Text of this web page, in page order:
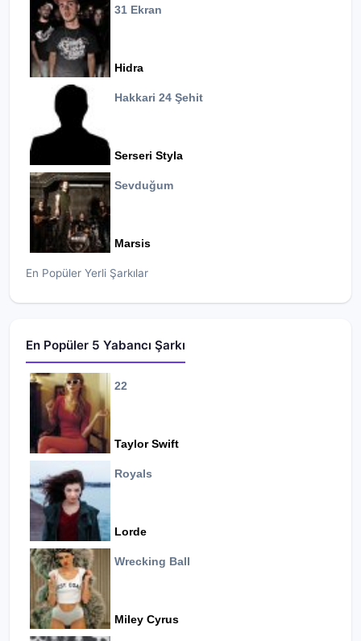
31 Ekran
Hidra
Hakkari 24 Şehit
Serseri Styla
Sevduğum
Marsis
En Popüler Yerli Şarkılar
En Popüler 5 Yabancı Şarkı
22
Taylor Swift
Royals
Lorde
Wrecking Ball
Miley Cyrus